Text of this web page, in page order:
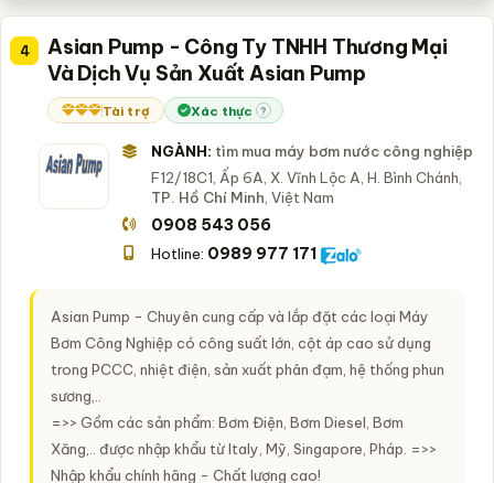
4
Asian Pump - Công Ty TNHH Thương Mại
Và Dịch Vụ Sản Xuất Asian Pump
Tài trợ Xác thực ?
NGÀNH: tìm mua máy bơm nước công nghiệp
F12/18C1, Ấp 6A, X. Vĩnh Lộc A, H. Bình Chánh,
TP. Hồ Chí Minh , Việt Nam
0908 543 056
Hotline: 0989 977 171
Asian Pump - Chuyên cung cấp và lắp đặt các loại Máy
Bơm Công Nghiệp có công suất lớn, cột áp cao sử dụng
trong PCCC, nhiệt điện, sản xuất phân đạm, hệ thống phun
sương,..
=>> Gồm các sản phẩm: Bơm Điện, Bơm Diesel, Bơm
Xăng,.. được nhập khẩu từ Italy, Mỹ, Singapore, Pháp. =>>
Nhập khẩu chính hãng - Chất lượng cao!